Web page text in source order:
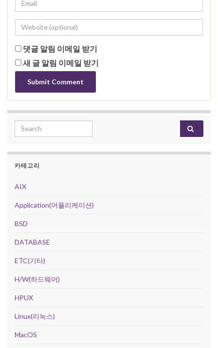
댓글 알림 이메일 받기
새 글 알림 이메일 받기
Search for:
카테고리
AIX
Application(어플리케이션)
BSD
DATABASE
ETC(기타)
H/W(하드웨어)
HPUX
Linux(리눅스)
MacOS